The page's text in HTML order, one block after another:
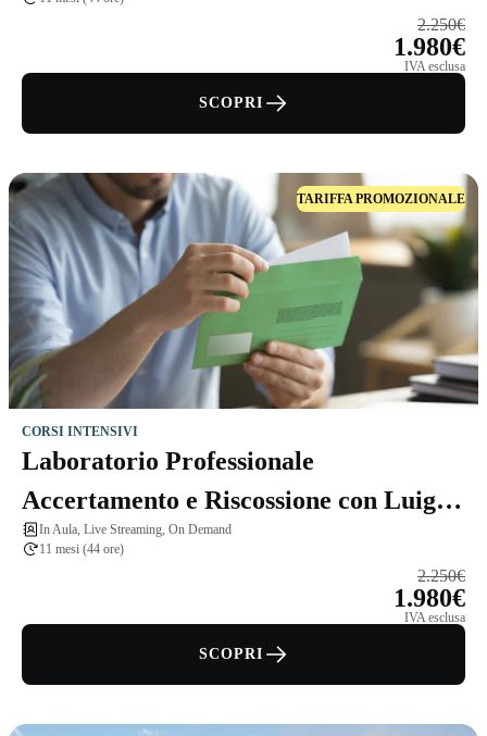
2.250€
1.980€
IVA esclusa
SCOPRI
TARIFFA PROMOZIONALE
CORSI INTENSIVI
Laboratorio Professionale
Accertamento e Riscossione con Luigi
Lovecchio
In Aula, Live Streaming, On Demand
11 mesi (44 ore)
2.250€
1.980€
IVA esclusa
SCOPRI